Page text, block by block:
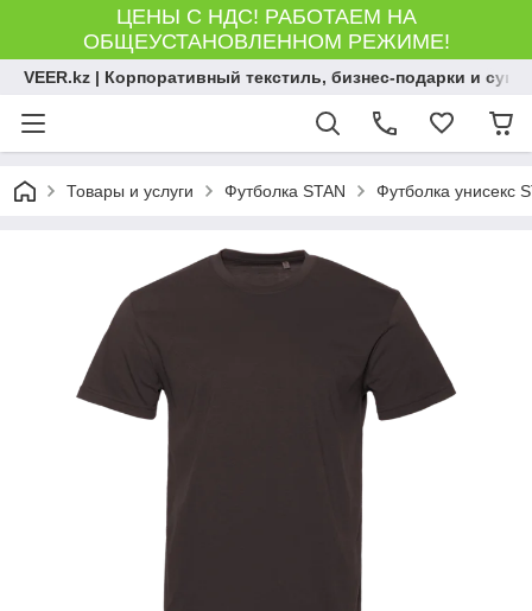
ЦЕНЫ С НДС! РАБОТАЕМ НА
ОБЩЕУСТАНОВЛЕННОМ РЕЖИМЕ!
VEER.kz | Корпоративный текстиль, бизнес-подарки и
Товары и услуги Футболка STAN Футболка унисекс